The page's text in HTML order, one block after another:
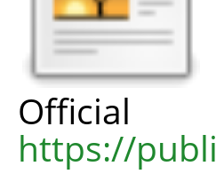
https://